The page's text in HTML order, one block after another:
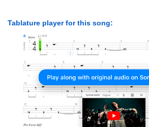
Tablature player for this song: